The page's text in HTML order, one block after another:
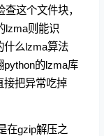
这个文件块，
lzma则能识
什么lzma算法
python的lzma库
接把异常吃掉
在gzip解压之